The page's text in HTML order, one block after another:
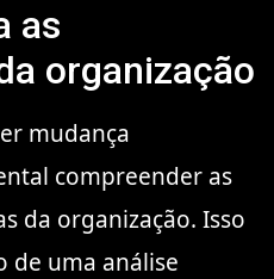
as
organização
mudança
compreender as
da organização. Isso
de uma análise